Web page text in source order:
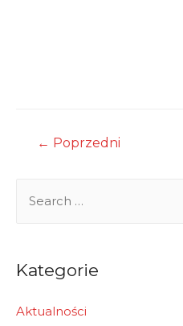
Nawigacja
← Poprzedni
r
h
Kategorie
Aktualności